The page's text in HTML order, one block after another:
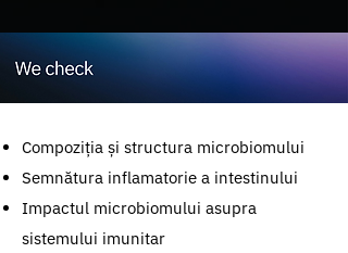
Compoziția și structura microbiomului
Semnătura inflamatorie a intestinului
Impactul microbiomului asupra
sistemului imunitar